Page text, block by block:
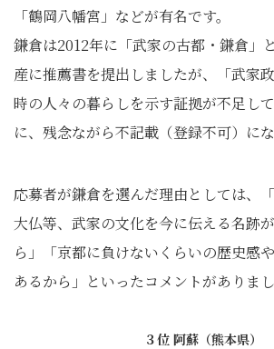
「鶴岡八幡宮」などが有名です。
鎌倉は2012年に「武家の古都・鎌倉」
産に推薦書を提出しましたが、「武家
時の人々の暮らしを示す証拠が不足し
に、残念ながら不記載（登録不可）にな
応募者が鎌倉を選んだ理由としては、
大仏等、武家の文化を今に伝える名跡
ら」「京都に負けないくらいの歴史感
あるから」といったコメントがありまし
３位 阿蘇（熊本県）